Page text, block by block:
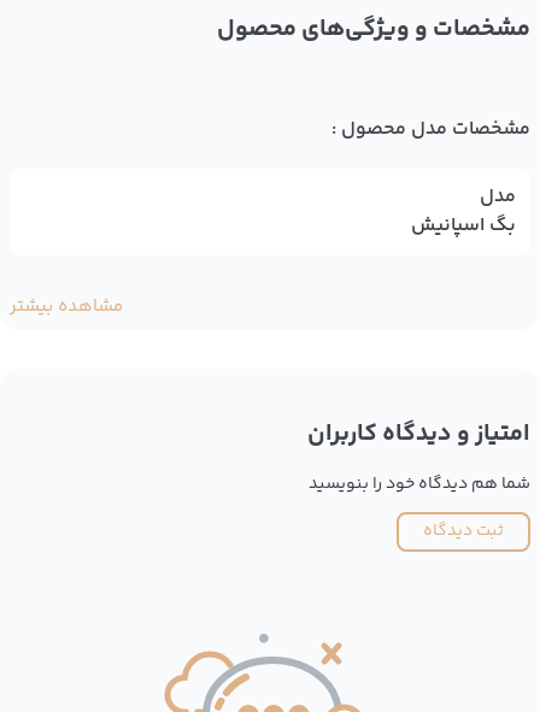
مشخصات و ویژگی‌های محصول
مشخصات مدل محصول :
مدل
بگ اسپانیش
مشاهده بیشتر
امتیاز و دیدگاه کاربران
شما هم دیدگاه خود را بنویسید
ثبت دیدگاه